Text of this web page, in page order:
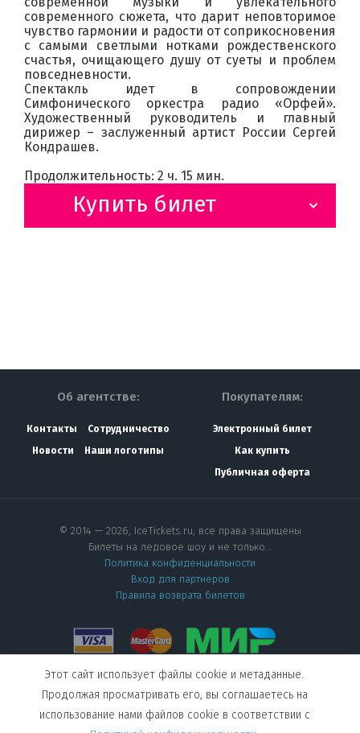
современного сюжета, что дарит неповторимое
чувство гармонии и радости от соприкосновения
с самыми светлыми нотками рождественского
счастья, очищающего душу от суеты и проблем
повседневности.
Спектакль идет в сопровождении
Симфонического оркестра радио «Орфей».
Художественный руководитель и главный
дирижер – заслуженный артист России Сергей
Кондрашев.
Продолжительность: 2 ч. 15 мин.
Купить билет
Об агентстве:
Контакты
Сотрудничество
Новости
Наши логотипы
Покупателям:
Электронный билет
Как купить
Публичная оферта
© 2014 — 2026, IceTickets.ru, все права защищены
Билеты на ледовое шоу и не только…
Политика конфиденциальности
Вход для партнеров
Правила возврата билетов
Мы в социальных сетях
Этот сайт использует файлы cookie и метаданные.
Продолжая просматривать его, вы соглашаетесь на
использование нами файлов cookie в соответствии с